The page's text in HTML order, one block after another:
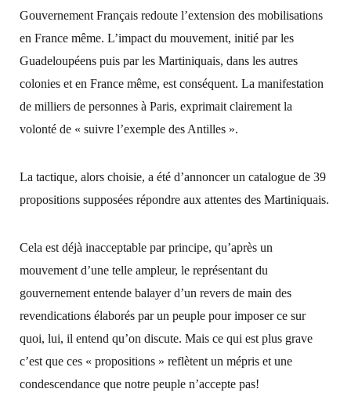
Gouvernement Français redoute l’extension des mobilisations
en France même. L’impact du mouvement, initié par les
Guadeloupéens puis par les Martiniquais, dans les autres
colonies et en France même, est conséquent. La manifestation
de milliers de personnes à Paris, exprimait clairement la
volonté de « suivre l’exemple des Antilles ».
La tactique, alors choisie, a été d’annoncer un catalogue de 39
propositions supposées répondre aux attentes des Martiniquais.
Cela est déjà inacceptable par principe, qu’après un
mouvement d’une telle ampleur, le représentant du
gouvernement entende balayer d’un revers de main des
revendications élaborés par un peuple pour imposer ce sur
quoi, lui, il entend qu’on discute. Mais ce qui est plus grave
c’est que ces « propositions » reflètent un mépris et une
condescendance que notre peuple n’accepte pas!